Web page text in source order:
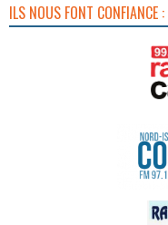
ILS NOUS FONT CONFIANCE :